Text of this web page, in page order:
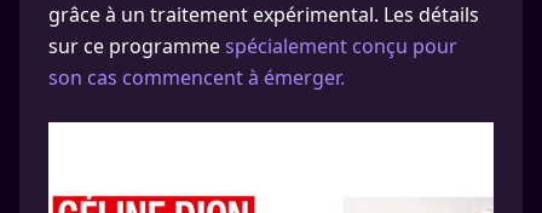
grâce à un traitement expérimental. Les détails
sur ce programmespécialement conçu pour
son cas commencent à émerger.